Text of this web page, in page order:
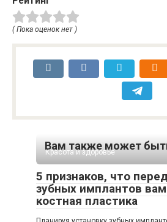
( Пока оценок нет )
Вам также может
Красота и здоровье
5 признаков, что
зубных имплантов
костная пластика